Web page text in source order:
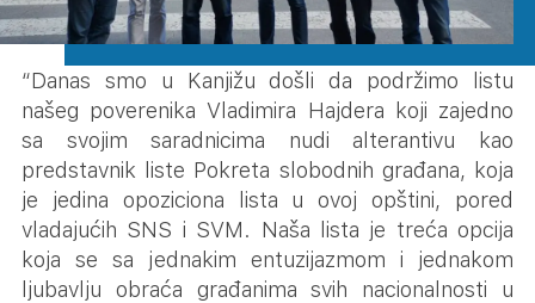
“Danas smo u Kanjižu došli da podržimo listu
našeg poverenika Vladimira Hajdera koji zajedno
sa svojim saradnicima nudi alterantivu kao
predstavnik liste Pokreta slobodnih građana, koja
je jedina opoziciona lista u ovoj opštini, pored
vladajućih SNS i SVM. Naša lista je treća opcija
koja se sa jednakim entuzijazmom i jednakom
ljubavlju obraća građanima svih nacionalnosti u